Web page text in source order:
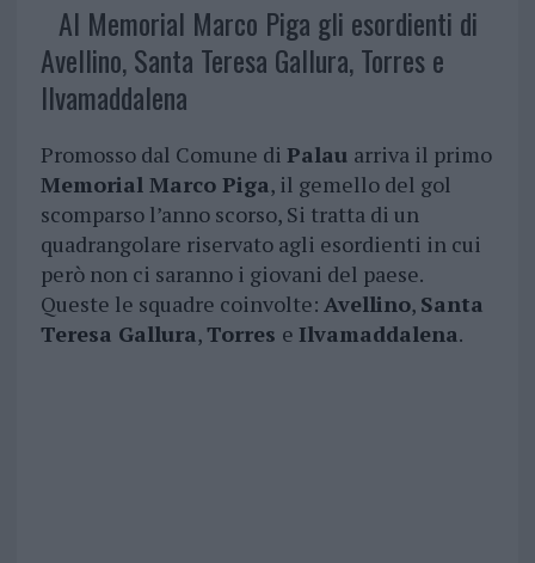
Al Memorial Marco Piga gli esordienti di
Avellino, Santa Teresa Gallura, Torres e
Ilvamaddalena
Promosso dal Comune di Palau arriva il primo
Memorial Marco Piga, il gemello del gol
scomparso l’anno scorso, Si tratta di un
quadrangolare riservato agli esordienti in cui
però non ci saranno i giovani del paese.
Queste le squadre coinvolte: Avellino, Santa
Teresa Gallura,Torres e Ilvamaddalena.